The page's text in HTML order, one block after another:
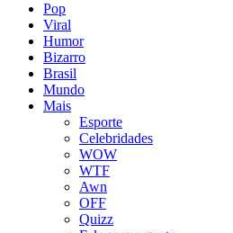
Pop
Viral
Humor
Bizarro
Brasil
Mundo
Mais
Esporte
Celebridades
WOW
WTF
Awn
OFF
Quizz